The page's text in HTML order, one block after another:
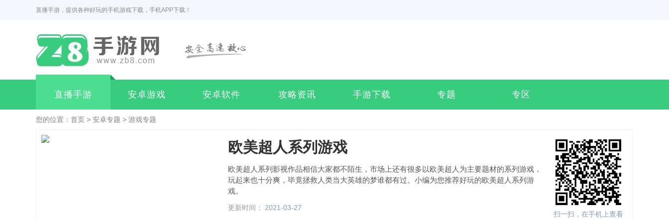
直播手游，提供各种好玩的手机游戏下载，手机APP下载！
直播手游 安卓游戏 安卓软件 攻略资讯 手游下载 专题 专区
您的位置： 首页 > 安卓专题 > 游戏专题
欧美超人系列游戏
欧美超人系列影视作品相信大家都不陌生，市场上还有很多以欧美超人为主要题材的系列游戏，
玩起来也十分爽，毕竟拯救人类当大英雄的梦谁都有过。小编为您推荐好玩的欧美超人系列游
戏。
更新时间： 2021-03-27
扫一扫，在手机上查看